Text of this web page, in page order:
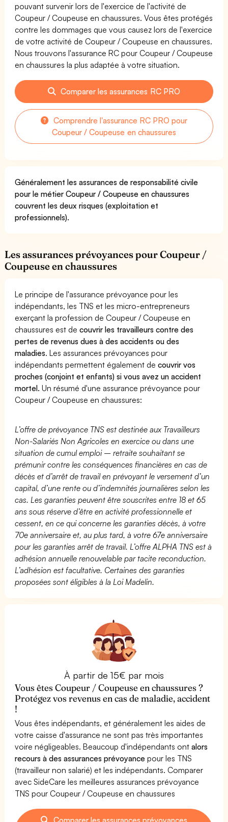
pouvant survenir lors de l'exercice de l'activité de
Coupeur / Coupeuse en chaussures. Vous êtes protégés
contre les dommages que vous causez lors de l'exercice
de votre activité de Coupeur / Coupeuse en chaussures.
Nous trouvons l'assurance RC pour Coupeur / Coupeuse
en chaussures la plus adaptée à votre situation.
Comparer les assurances RC PRO
Comprendre l'assurance RC PRO pour
Coupeur / Coupeuse en chaussures
Généralement les assurances de responsabilité civile
pour le métier Coupeur / Coupeuse en chaussures
couvrent les deux risques (exploitation et
professionnels).
Les assurances prévoyances pour Coupeur /
Coupeuse en chaussures
Le principe de l'assurance prévoyance pour les
indépendants, les TNS et les micro-entrepreneurs
exerçant la profession de Coupeur / Coupeuse en
chaussures est decouvrir les travailleurs contre des
pertes de revenus dues à des accidents ou des
maladies. Les assurances prévoyances pour
indépendants permettent également decouvrir vos
proches (conjoint et enfants) si vous avez un accident
mortel. Un résumé d'une assurance prévoyance pour
Coupeur / Coupeuse en chaussures:
L’offre de prévoyance TNS est destinée aux Travailleurs
Non-Salariés Non Agricoles en exercice ou dans une
situation de cumul emploi – retraite souhaitant se
prémunir contre les conséquences financières en cas de
décès et d’arrêt de travail en prévoyant le versement d’un
capital, d’une rente ou d’indemnités journalières selon les
cas. Les garanties peuvent être souscrites entre 18 et 65
ans sous réserve d’être en activité professionnelle et
cessent, en ce qui concerne les garanties décès, à votre
70e anniversaire et, au plus tard, à votre 67e anniversaire
pour les garanties arrêt de travail. L’offre ALPHA TNS est à
adhésion annuelle renouvelable par tacite reconduction.
L’adhésion est facultative. Certaines des garanties
proposées sont éligibles à la Loi Madelin.
À partir de 15€ par mois
Vous êtes Coupeur / Coupeuse en chaussures ?
Protégez vos revenus en cas de maladie, accident
!
Vous êtes indépendants, et généralement les aides de
votre caisse d'assurance ne sont pas très importantes
voire négligeables. Beaucoup d'indépendants ontalors
recours à des assurances prévoyance pour les TNS
(travailleur non salarié) et les indépendants. Comparer
avec SideCare les meilleures assurances prévoyance
TNS pour Coupeur / Coupeuse en chaussures
Comparer les assurances prévoyances